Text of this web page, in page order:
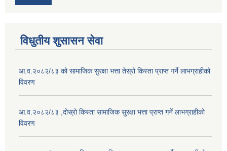
विधुतीय शुसासन सेवा
आ.व.२०८२/८३ को सामाजिक सुरक्षा भत्ता तेस्रो किस्ता प्राप्त गर्ने लाभग्राहीको
विवरण
आ.व.२०८२/८३ ,दोस्रो किस्ता सामाजिक सुरक्षा भत्ता प्राप्त गर्ने लाभग्राहीको
विवरण